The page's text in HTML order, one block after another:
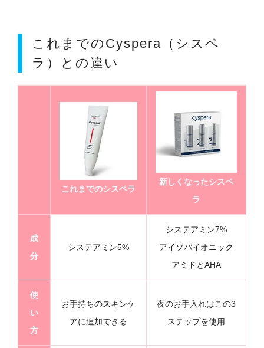
これまでのCyspera（シスペ
ラ）との違い
これまでのシスペラ
新しくなったシスペ
ラ
成
分
システアミン5%
システアミン7%
アイソバイオニック
アミドとAHA
使
い
方
お手持ちのスキンケ
アに追加できる
夜のお手入れはこの3
ステップを使用